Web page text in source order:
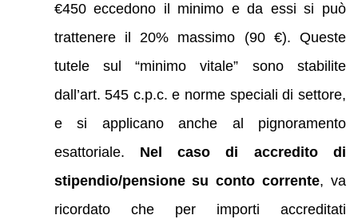
€450 eccedono il minimo e da essi si può
trattenere il 20% massimo (90 €). Queste
tutele sul “minimo vitale” sono stabilite
dall’art. 545 c.p.c. e norme speciali di settore,
e si applicano anche al pignoramento
esattoriale. Nel caso di accredito di
stipendio/pensione su conto corrente, va
ricordato che per importi accreditati